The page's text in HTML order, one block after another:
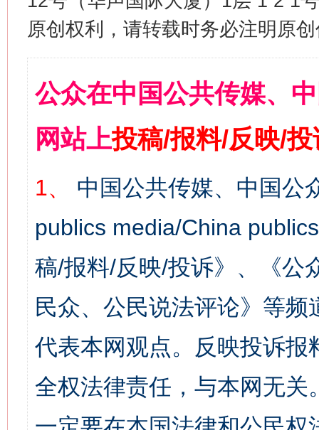
原创权利，请转载时务必注明原
公众在中国公共传媒、
网站上投稿/报料/反映/
1、
中国公共传媒、中国公
publics media/China
稿/报料/反映/投诉》、《公
民众、公民说法评论》等
代表本网观点。反映投诉
全权法律责任，与本网无